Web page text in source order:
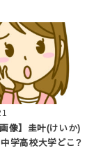
像】圭叶(けいか)
学高校大学どこ?